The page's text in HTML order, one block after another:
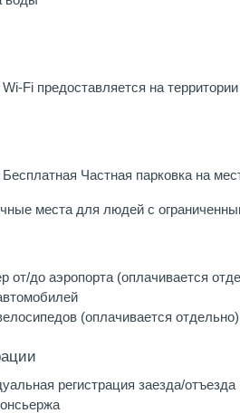
Wi-Fi предоставляется на
Бесплатная Частная парковка на
места для людей с
от/до аэропорта (оплачивается
(оплачивается отдельно)
регистрация заезда/отъезда